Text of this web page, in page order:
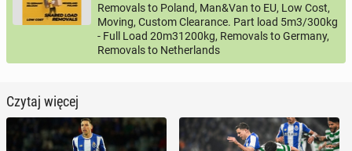
Removals to Poland, Man&Van to EU, Low Cost,
Moving, Custom Clearance. Part load 5m3/300kg
- Full Load 20m31200kg, Removals to Germany,
Removals to Netherlands
Czytaj więcej